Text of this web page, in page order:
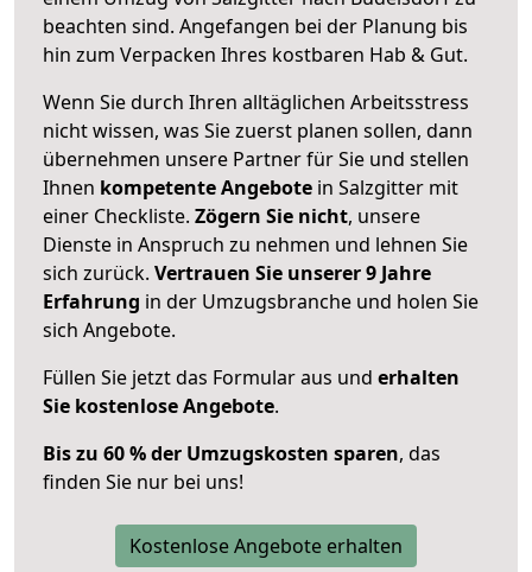
beachten sind. Angefangen bei der Planung bis
hin zum Verpacken Ihres kostbaren Hab & Gut.
Wenn Sie durch Ihren alltäglichen Arbeitsstress
nicht wissen, was Sie zuerst planen sollen, dann
übernehmen unsere Partner für Sie und stellen
Ihnen kompetente Angebote in Salzgitter mit
einer Checkliste. Zögern Sie nicht, unsere
Dienste in Anspruch zu nehmen und lehnen Sie
sich zurück. Vertrauen Sie unserer 9 Jahre
Erfahrung in der Umzugsbranche und holen Sie
sich Angebote.
Füllen Sie jetzt das Formular aus und erhalten
Sie kostenlose Angebote.
Bis zu 60 % der Umzugskosten sparen, das
finden Sie nur bei uns!
Kostenlose Angebote erhalten